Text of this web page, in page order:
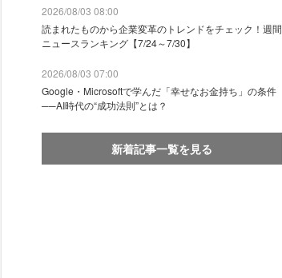
2026/08/03 08:00
読まれたものから企業変革のトレンドをチェック！週間
ニュースランキング【7/24～7/30】
2026/08/03 07:00
Google・Microsoftで学んだ「幸せなお金持ち」の条件
──AI時代の“成功法則”とは？
新着記事一覧を見る